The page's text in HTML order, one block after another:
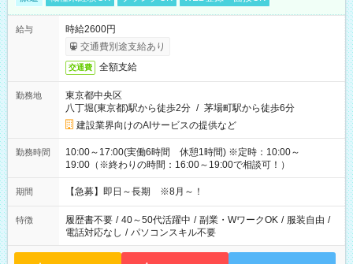
給与
時給2600円
交通費別途支給あり
交通費 全額支給
勤務地
東京都中央区
八丁堀(東京都)駅から徒歩2分 / 茅場町駅から徒歩6分
建設業界向けのAIサービスの提供など
勤務時間
10:00～17:00(実働6時間 休憩1時間) ※定時：10:00～
19:00（※終わりの時間：16:00～19:00で相談可！）
期間 【急募】即日～長期 ※8月～！
特徴 履歴書不要 / 40～50代活躍中 / 副業・WワークOK / 服装自由 /
電話対応なし / パソコンスキル不要